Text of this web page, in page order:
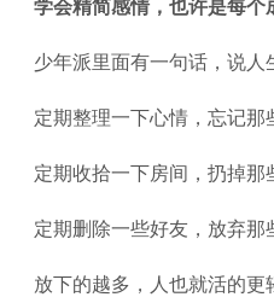
学会精简感情，也许是每个
少年派里面有一句话，说人
定期整理一下心情，忘记那
定期收拾一下房间，扔掉那
定期删除一些好友，放弃那
放下的越多，人也就活的更